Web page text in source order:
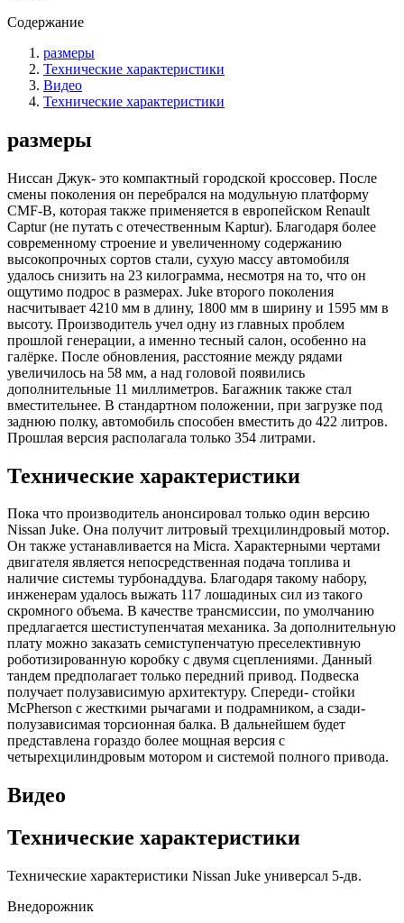
Содержание
размеры
Технические характеристики
Видео
Технические характеристики
размеры
Ниссан Джук- это компактный городской кроссовер. После
смены поколения он перебрался на модульную платформу
CMF-B, которая также применяется в европейском Renault
Captur (не путать с отечественным Kaptur). Благодаря более
современному строение и увеличенному содержанию
высокопрочных сортов стали, сухую массу автомобиля
удалось снизить на 23 килограмма, несмотря на то, что он
ощутимо подрос в размерах. Juke второго поколения
насчитывает 4210 мм в длину, 1800 мм в ширину и 1595 мм в
высоту. Производитель учел одну из главных проблем
прошлой генерации, а именно тесный салон, особенно на
галёрке. После обновления, расстояние между рядами
увеличилось на 58 мм, а над головой появились
дополнительные 11 миллиметров. Багажник также стал
вместительнее. В стандартном положении, при загрузке под
заднюю полку, автомобиль способен вместить до 422 литров.
Прошлая версия располагала только 354 литрами.
Технические характеристики
Пока что производитель анонсировал только один версию
Nissan Juke. Она получит литровый трехцилиндровый мотор.
Он также устанавливается на Micra. Характерными чертами
двигателя является непосредственная подача топлива и
наличие системы турбонаддува. Благодаря такому набору,
инженерам удалось выжать 117 лошадиных сил из такого
скромного объема. В качестве трансмиссии, по умолчанию
предлагается шестиступенчатая механика. За дополнительную
плату можно заказать семиступенчатую преселективную
роботизированную коробку с двумя сцеплениями. Данный
тандем предполагает только передний привод. Подвеска
получает полузависимую архитектуру. Спереди- стойки
McPherson с жесткими рычагами и подрамником, а сзади-
полузависимая торсионная балка. В дальнейшем будет
представлена гораздо более мощная версия с
четырехцилиндровым мотором и системой полного привода.
Видео
Технические характеристики
Технические характеристики Nissan Juke универсал 5-дв.
Внедорожник